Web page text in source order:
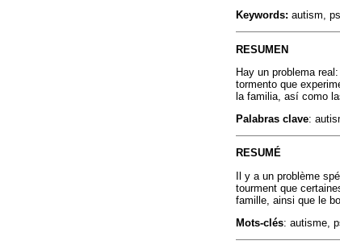
Keywords: autism,
RESUMEN
Hay un problema
tormento que
la familia, así como
Palabras clave:
RESUMÉ
Il y a un problème
tourment que
famille, ainsi que le
Mots-clés: autisme,